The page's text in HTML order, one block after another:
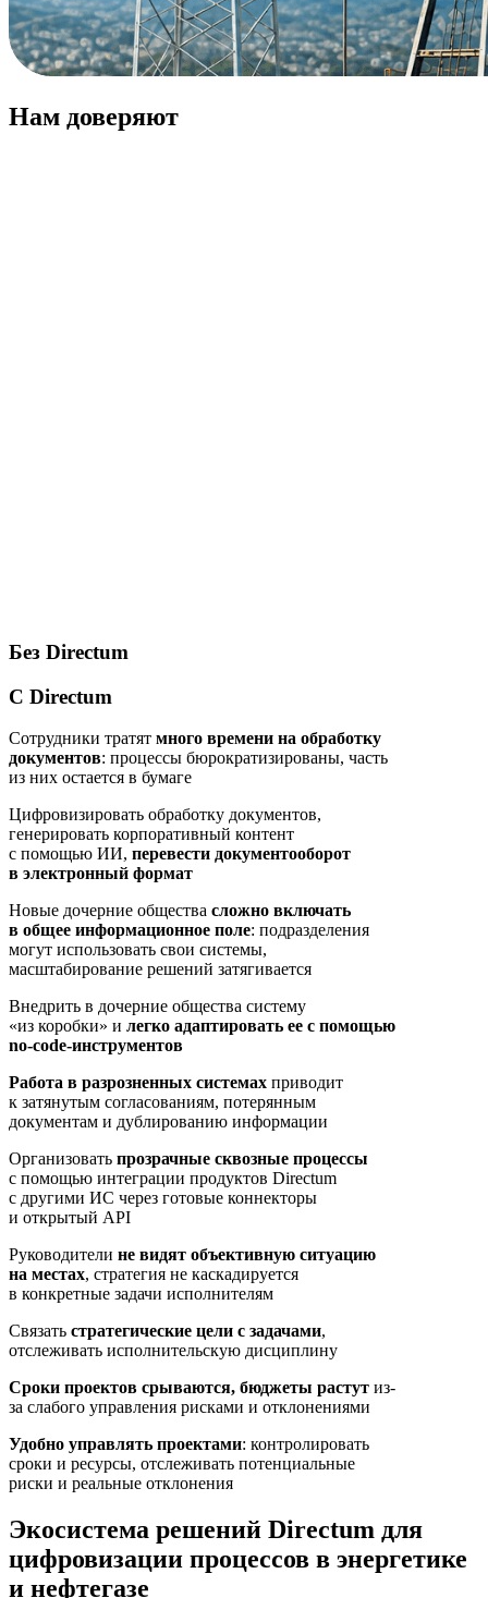
Нам доверяют
Без Directum
С Directum
Сотрудники тратят много времени на обработку
документов: процессы бюрократизированы, часть
из них остается в бумаге
Цифровизировать обработку документов,
генерировать корпоративный контент
с помощью ИИ, перевести документооборот
в электронный формат
Новые дочерние общества сложно включать
в общее информационное поле: подразделения
могут использовать свои системы,
масштабирование решений затягивается
Внедрить в дочерние общества систему
«из коробки» и легко адаптировать ее с помощью
no-code-инструментов
Работа в разрозненных системах приводит
к затянутым согласованиям, потерянным
документам и дублированию информации
Организовать прозрачные сквозные процессы
с помощью интеграции продуктов Directum
с другими ИС через готовые коннекторы
и открытый API
Руководители не видят объективную ситуацию
на местах, стратегия не каскадируется
в конкретные задачи исполнителям
Связать стратегические цели с задачами,
отслеживать исполнительскую дисциплину
Сроки проектов срываются, бюджеты растут из-
за слабого управления рисками и отклонениями
Удобно управлять проектами: контролировать
сроки и ресурсы, отслеживать потенциальные
риски и реальные отклонения
Экосистема решений Directum для
цифровизации процессов в энергетике
и нефтегазе